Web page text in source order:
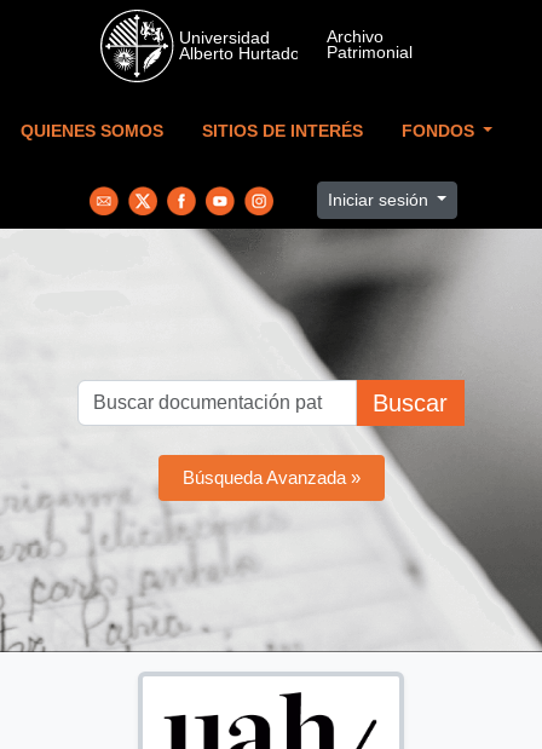
Skip to main content
QUIENES SOMOS SITIOS DE INTERÉS FONDOS
Iniciar sesión
Buscar
Búsqueda Avanzada »